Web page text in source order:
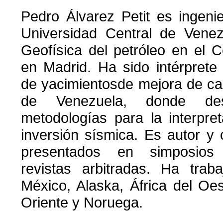
Pedro Álvarez Petit es
Universidad Central de
Geofísica del petróleo en el
en Madrid. Ha sido
de yacimientosde mejora de
de Venezuela, donde
metodologías para la
inversión sísmica. Es autor y
presentados en
revistas arbitradas. Ha
México, Alaska, África del
Oriente y Noruega.